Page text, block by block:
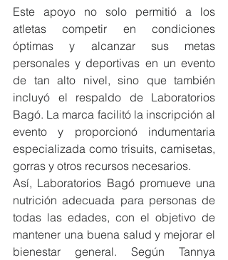
Este apoyo no solo permitió a los
atletas competir en condiciones
óptimas y alcanzar sus metas
personales y deportivas en un evento
de tan alto nivel, sino que también
incluyó el respaldo de Laboratorios
Bagó. La marca facilitó la inscripción al
evento y proporcionó indumentaria
especializada como trisuits, camisetas,
gorras y otros recursos necesarios.
Así, Laboratorios Bagó promueve una
nutrición adecuada para personas de
todas las edades, con el objetivo de
mantener una buena salud y mejorar el
bienestar general. Según Tannya